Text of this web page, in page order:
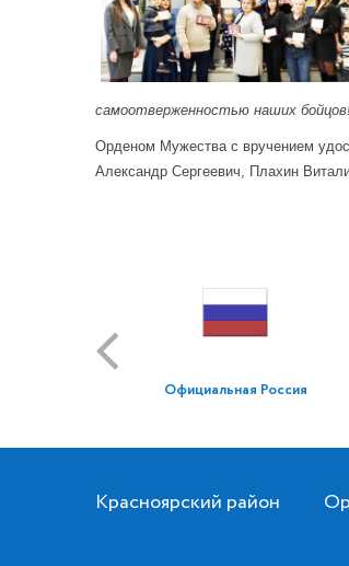
самоотверженностью наших
Орденом Мужества с вручением
Александр Сергеевич, Плахин
Официальная Россия
Красноярский район